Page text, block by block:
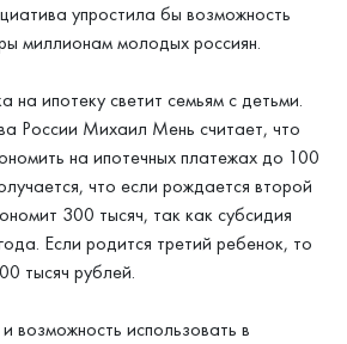
упростила бы возможность
миллионам молодых россиян.
на ипотеку светит семьям с детьми.
России Михаил Мень считает, что
на ипотечных платежах до 100
что если рождается второй
300 тысяч, так как субсидия
Если родится третий ребенок, то
тысяч рублей.
возможность использовать в